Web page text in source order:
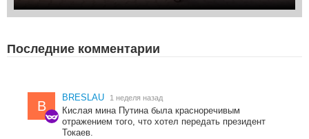
Последние комментарии
B
BRESLAU 1 неделя назад
Кислая мина Путина была красноречивым
отражением того, что хотел передать президент
Токаев.